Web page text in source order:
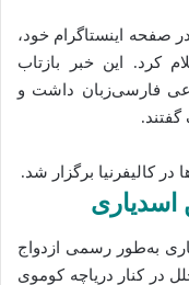
تصاویری در صفحه اینستاگرام خود،
کرد. این خبر بازتاب
فارسی‌زبان داشت و
گفتند.
کالیفرنیا برگزار شد.
اسدیاری
اسدیاری به‌طور رسمی ازدواج
در کنار دریاچه کوموی